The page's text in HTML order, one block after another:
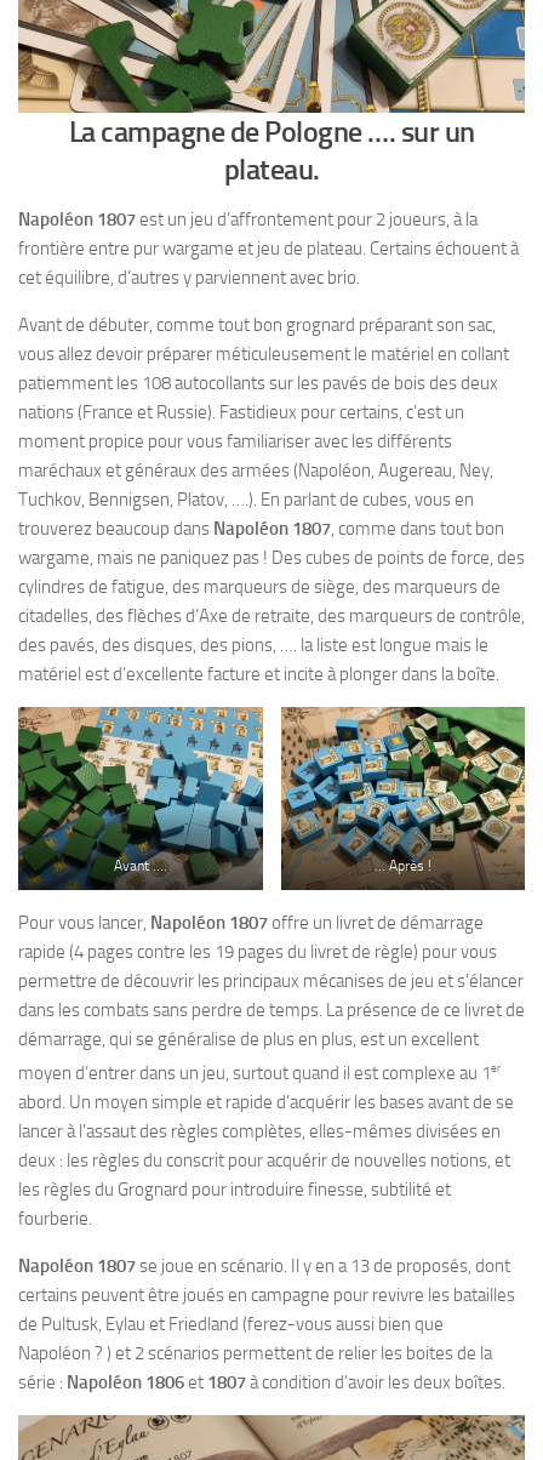
La campagne de Pologne …. sur un
plateau.
Napoléon 1807est un jeu d’affrontement pour 2 joueurs, à la
frontière entre pur wargame et jeu de plateau. Certains échouent à
cet équilibre, d’autres y parviennent avec brio.
Avant de débuter, comme tout bon grognard préparant son sac,
vous allez devoir préparer méticuleusement le matériel en collant
patiemment les 108 autocollants sur les pavés de bois des deux
nations (France et Russie). Fastidieux pour certains, c’est un
moment propice pour vous familiariser avec les différents
maréchaux et généraux des armées (Napoléon, Augereau, Ney,
Tuchkov, Bennigsen, Platov, ….). En parlant de cubes, vous en
trouverez beaucoup dans Napoléon 1807, comme dans tout bon
wargame, mais ne paniquez pas ! Des cubes de points de force, des
cylindres de fatigue, des marqueurs de siège, des marqueurs de
citadelles, des flèches d’Axe de retraite, des marqueurs de contrôle,
des pavés, des disques, des pions, …. la liste est longue mais le
matériel est d’excellente facture et incite à plonger dans la boîte.
Avant …. … Après !
Pour vous lancer, Napoléon 1807offre un livret de démarrage
rapide (4 pages contre les 19 pages du livret de règle) pour vous
permettre de découvrir les principaux mécanises de jeu et s’élancer
dans les combats sans perdre de temps. La présence de ce livret de
démarrage, qui se généralise de plus en plus, est un excellent
moyen d’entrer dans un jeu, surtout quand il est complexe au 1er
abord. Un moyen simple et rapide d’acquérir les bases avant de se
lancer à l’assaut des règles complètes, elles-mêmes divisées en
deux : les règles du conscrit pour acquérir de nouvelles notions, et
les règles du Grognard pour introduire finesse, subtilité et
fourberie.
Napoléon 1807se joue en scénario. Il y en a 13 de proposés, dont
certains peuvent être joués en campagne pour revivre les batailles
de Pultusk, Eylau et Friedland (ferez-vous aussi bien que
Napoléon ? ) et 2 scénarios permettent de relier les boites de la
série : Napoléon 1806et 1807à condition d’avoir les deux boîtes.